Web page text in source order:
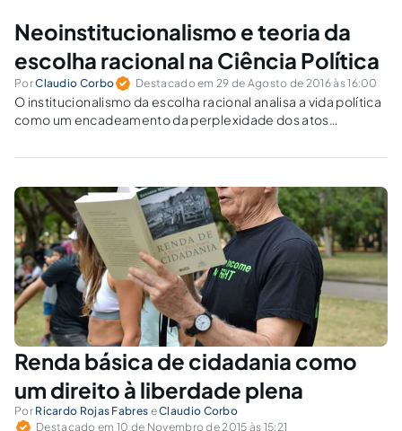
Neoinstitucionalismo e teoria da
escolha racional na Ciência Política
PorClaudio Corbo Destacado em 29 de Agosto de 2016 às 16:00
O institucionalismo da escolha racional analisa a vida política
como um encadeamento da perplexidade dos atos
graças ao embate entre as forças da sociedade.
Renda básica de cidadania como
um direito à liberdade plena
Por Ricardo Rojas Fabres eClaudio Corbo
Destacado em 10 de Novembro de 2015 às 15:21